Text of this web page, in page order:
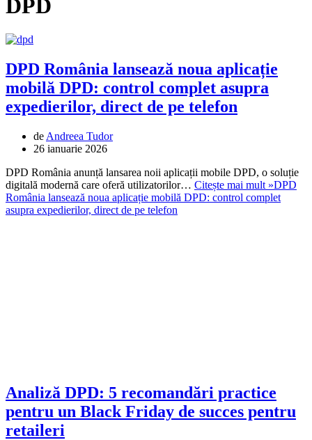
DPD
DPD România lansează noua aplicație
mobilă DPD: control complet asupra
expedierilor, direct de pe telefon
de Andreea Tudor
26 ianuarie 2026
DPD România anunță lansarea noii aplicații mobile DPD, o soluție
digitală modernă care oferă utilizatorilor… Citește mai mult »DPD
România lansează noua aplicație mobilă DPD: control complet
asupra expedierilor, direct de pe telefon
Analiză DPD: 5 recomandări practice
pentru un Black Friday de succes pentru
retaileri